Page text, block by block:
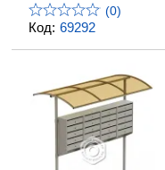
Код: 69292
(0)